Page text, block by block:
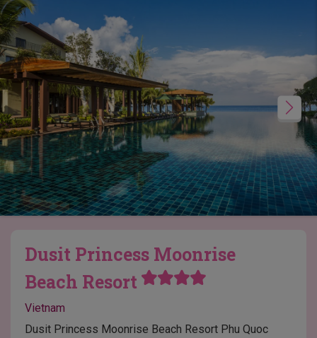
Dusit Princess Moonrise
Beach Resort
Vietnam
Dusit Princess Moonrise Beach Resort Phu Quoc